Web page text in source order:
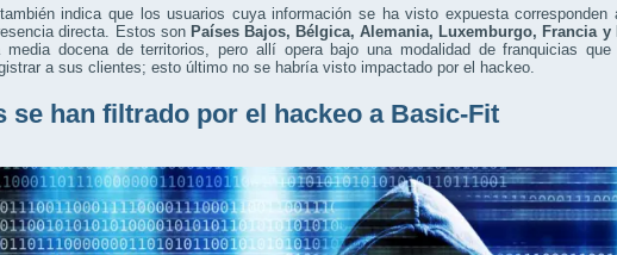
indica que los usuarios cuya información se ha visto expuesta
directa. Estos son Países Bajos, Bélgica, Alemania, Luxemburgo, Francia y
media docena de territorios, pero allí opera bajo una modalidad de franquicias
a sus clientes; esto último no se habría visto impactado por el hackeo.
se han filtrado por el hackeo a Basic-Fit